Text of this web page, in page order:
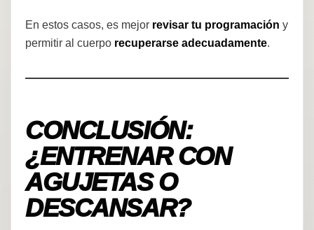
En estos casos, es mejor revisar tu programación y
permitir al cuerpo recuperarse adecuadamente.
CONCLUSIÓN:
¿ENTRENAR CON
AGUJETAS O
DESCANSAR?